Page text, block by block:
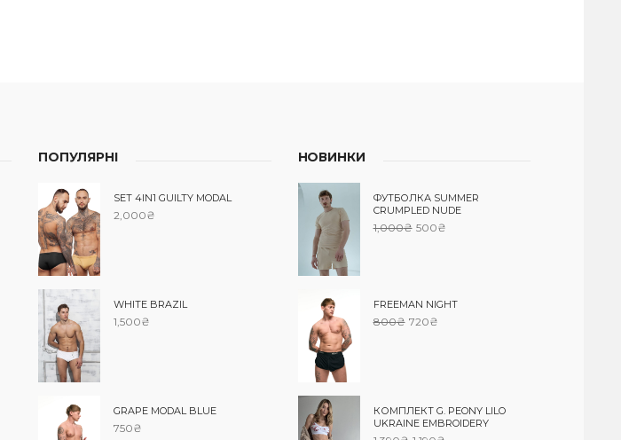
ПОПУЛЯРНІ
SET 4IN1 GUILTY MODAL
2,000₴
WHITE BRAZIL
1,500₴
GRAPE MODAL BLUE
750₴
НОВИНКИ
ФУТБОЛКА SUMMER
CRUMPLED NUDE
1,000₴ 500₴
FREEMAN NIGHT
800₴ 720₴
КОМПЛЕКТ G. PEONY LILO
UKRAINE EMBROIDERY